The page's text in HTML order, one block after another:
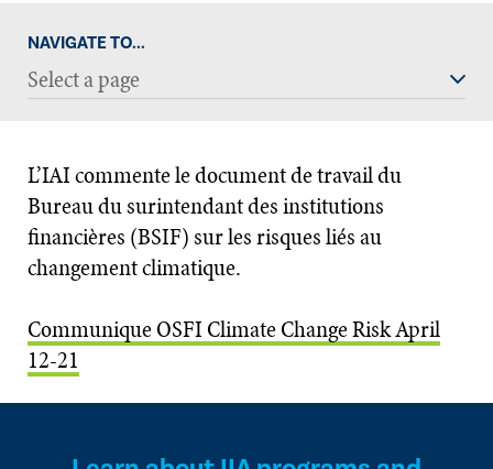
NAVIGATE TO...
Select a page
L’IAI commente le document de travail du
Bureau du surintendant des institutions
financières (BSIF) sur les risques liés au
changement climatique.
Communique OSFI Climate Change Risk April
12-21